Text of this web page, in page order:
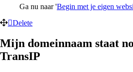
Ga nu naar 'Begin met je eigen
Delete
Mijn domeinnaam staat
TransIP